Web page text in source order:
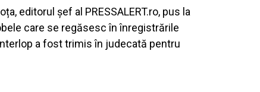
editorul șef al PRESSALERT.ro, pus la
care se regăsesc în înregistrările
a fost trimis în judecată pentru